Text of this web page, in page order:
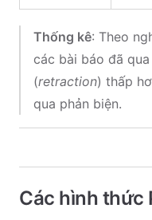
Thống kê: Theo
các bài báo đã
(retraction) thấp
qua phản biện.
Các hình thức